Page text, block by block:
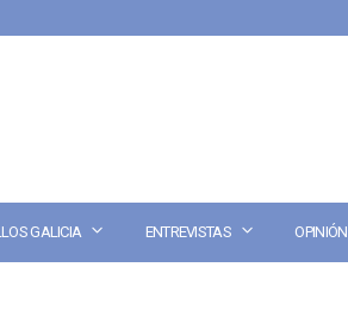
GALICIA ENTREVISTAS OPINIÓN